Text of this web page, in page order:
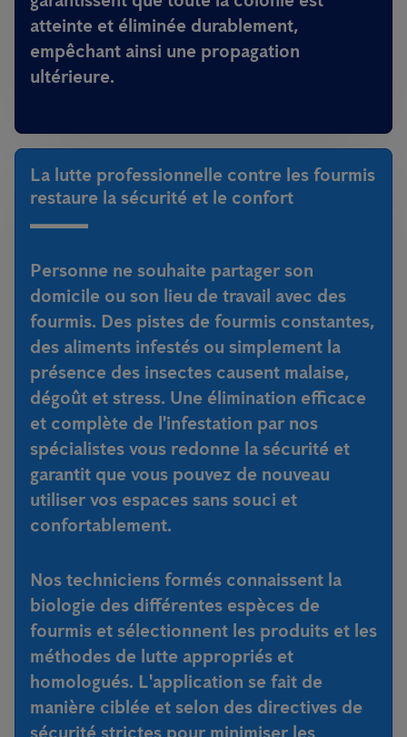
atteinte et éliminée durablement,
empêchant ainsi une propagation
ultérieure.
La lutte professionnelle contre les fourmis
restaure la sécurité et le confort
Personne ne souhaite partager son
domicile ou son lieu de travail avec des
fourmis. Des pistes de fourmis constantes,
des aliments infestés ou simplement la
présence des insectes causent malaise,
dégoût et stress. Une élimination efficace
et complète de l'infestation par nos
spécialistes vous redonne la sécurité et
garantit que vous pouvez de nouveau
utiliser vos espaces sans souci et
confortablement.
Nos techniciens formés connaissent la
biologie des différentes espèces de
fourmis et sélectionnent les produits et les
méthodes de lutte appropriés et
homologués. L'application se fait de
manière ciblée et selon des directives de